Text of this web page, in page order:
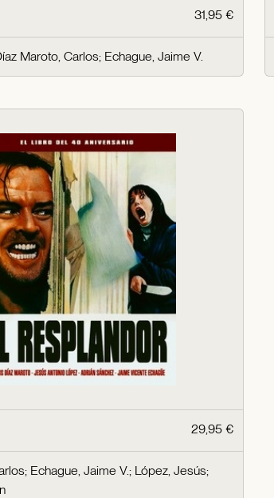
31,95 €
Maroto, Carlos; Echague, Jaime V.
29,95 €
; Echague, Jaime V.; López, Jesús;